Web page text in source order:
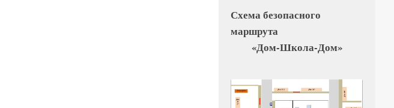
Схема безопасного
маршрута
«Дом-Школа-Дом»